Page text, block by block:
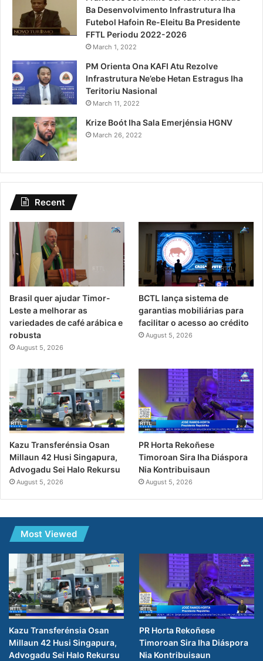
Ba Desenvolvimento Infrastrutura Iha
Futebol Hafoin Re-Eleitu Ba Presidente
FFTL Periodu 2022-2026
March 1, 2022
PM Orienta Ona KAFI Atu Rezolve
Infrastrutura Ne’ebe Hetan Estragus Iha
Teritoriu Nasional
March 11, 2022
Krize Boót Iha Sala Emerjénsia HGNV
March 26, 2022
Recent
Brasil quer ajudar Timor-
Leste a melhorar as
variedades de café arábica e
robusta
August 5, 2026
BCTL lança sistema de
garantias mobiliárias para
facilitar o acesso ao crédito
August 5, 2026
Kazu Transferénsia Osan
Millaun 42 Husi Singapura,
Advogadu Sei Halo Rekursu
August 5, 2026
PR Horta Rekoñese
Timoroan Sira Iha Diáspora
Nia Kontribuisaun
August 5, 2026
Most Viewed
Kazu Transferénsia Osan
Millaun 42 Husi Singapura,
Advogadu Sei Halo Rekursu
PR Horta Rekoñese
Timoroan Sira Iha Diáspora
Nia Kontribuisaun